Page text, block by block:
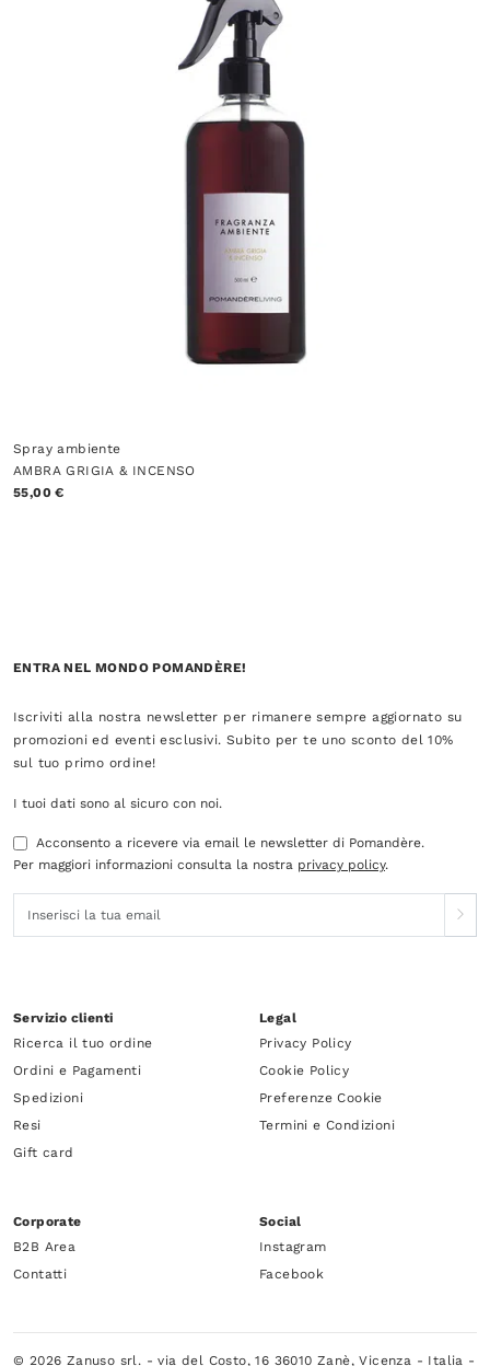
Spray ambiente
AMBRA GRIGIA & INCENSO
55,00 €
ENTRA NEL MONDO POMANDÈRE!
Iscriviti alla nostra newsletter per rimanere sempre aggiornato su
promozioni ed eventi esclusivi. Subito per te uno sconto del 10%
sul tuo primo ordine!
I tuoi dati sono al sicuro con noi.
Acconsento a ricevere via email le newsletter di Pomandère.
Per maggiori informazioni consulta la nostra privacy policy.
Servizio clienti
Ricerca il tuo ordine
Ordini e Pagamenti
Spedizioni
Resi
Gift card
Legal
Privacy Policy
Cookie Policy
Preferenze Cookie
Termini e Condizioni
Corporate
B2B Area
Contatti
Social
Instagram
Facebook
© 2026 Zanuso srl. - via del Costo, 16 36010 Zanè, Vicenza - Italia -